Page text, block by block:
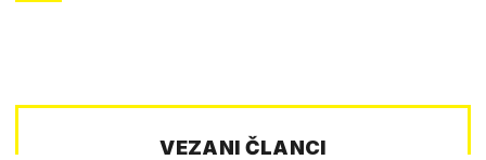
VEZANI ČLANCI